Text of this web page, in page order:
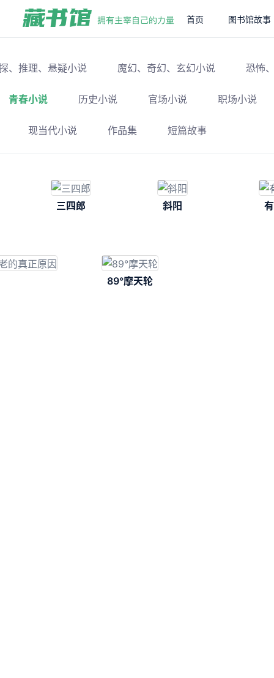
首页 图书馆故事
、推理、悬疑小说 魔幻、奇幻、玄幻小说 恐怖
青春小说 历史小说 官场小说 职场小说
现当代小说 作品集 短篇故事
三四郎 斜阳
89°摩天轮